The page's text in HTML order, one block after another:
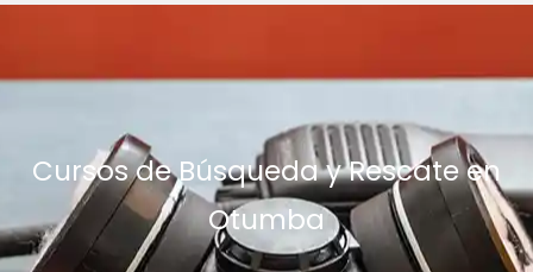
Cursos de Búsqueda y Rescate en
Otumba